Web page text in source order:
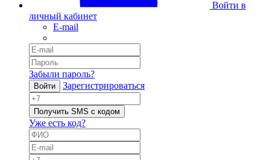
Войти в
личный кабинет
E-mail
Забыли пароль?
Войти Зарегистрироваться
Получить SMS с кодом
Уже есть код?